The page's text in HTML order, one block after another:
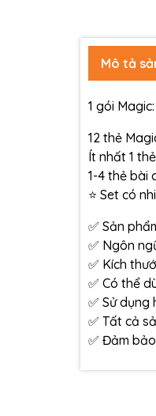
Mô tả
1 gói
12 thẻ
Ít nhất 1
1-4 thẻ bài
⭐ Set có
✅ Sản
✅ Ngôn
✅ Kích
✅ Có thể
✅ Sử
✅ Tất cả
✅ Đảm